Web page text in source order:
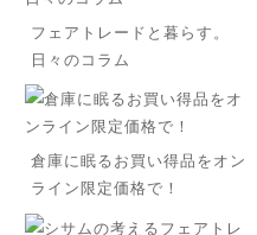
フェアトレードと暮らす。
日々のコラム
倉庫に眠るお買い得品をオン
ライン限定価格で！